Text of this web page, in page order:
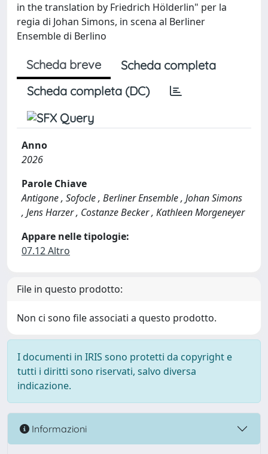
in the translation by Friedrich Hölderlin" per la
regia di Johan Simons, in scena al Berliner
Ensemble di Berlino
Scheda breve
Scheda completa
Scheda completa (DC)
Anno
2026
Parole Chiave
Antigone , Sofocle , Berliner Ensemble , Johan Simons
, Jens Harzer , Costanze Becker , Kathleen Morgeneyer
Appare nelle tipologie:
07.12 Altro
File in questo prodotto:
Non ci sono file associati a questo prodotto.
I documenti in IRIS sono protetti da copyright e
tutti i diritti sono riservati, salvo diversa
indicazione.
Informazioni